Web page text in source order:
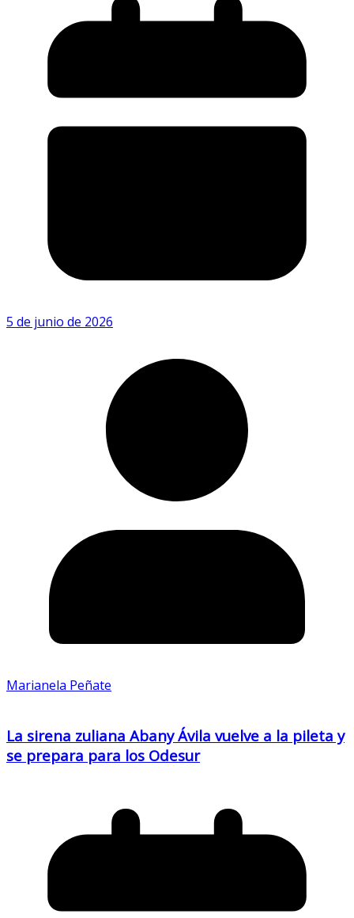
5 de junio de 2026
Marianela Peñate
La sirena zuliana Abany Ávila vuelve a la pileta y
se prepara para los Odesur